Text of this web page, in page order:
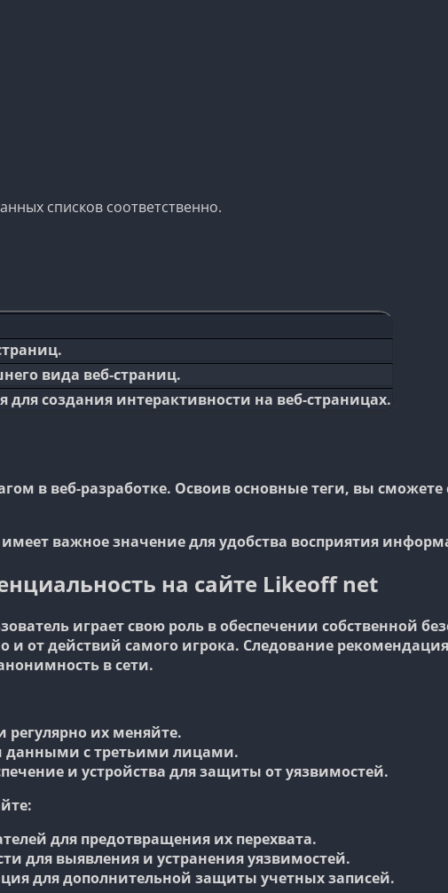
списков соответственно.
вида веб-страниц.
создания интерактивности на веб-страницах.
в веб-разработке. Освоив основные теги, вы
важное значение для удобства восприятия
на сайте Likeoff net
играет свою роль в обеспечении собственной
и от действий самого игрока. Следование
в сети.
регулярно их меняйте.
данными с третьими лицами.
и устройства для защиты от уязвимостей.
для предотвращения их перехвата.
для выявления и устранения уязвимостей.
для дополнительной защиты учетных записей.